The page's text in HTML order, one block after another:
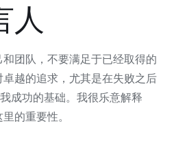
人
团队，不要满足于已经取得的
越的追求，尤其是在失败之后
成功的基础。我很乐意解释
的重要性。